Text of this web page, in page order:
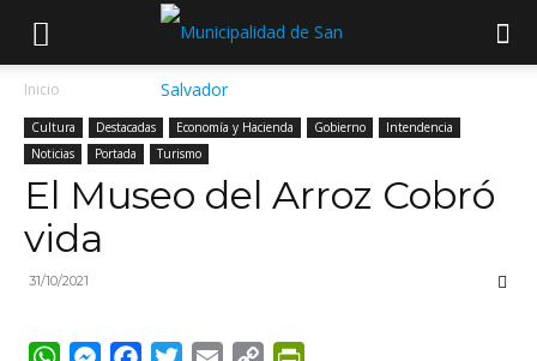
Inicio
Cultura Destacadas Economía y Hacienda Gobierno
Intendencia
Noticias
Portada Turismo
El Museo del Arroz Cobró
vida
31/10/2021